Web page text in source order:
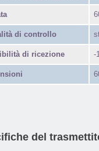
di controllo
di ricezione -
del